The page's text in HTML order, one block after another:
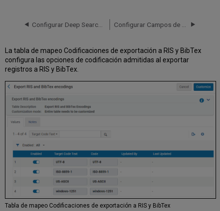
La tabla de mapeo Codificaciones de exportación a RIS y BibTex
configura las opciones de codificación admitidas al exportar
registros a RIS y BibTex.
Tabla de mapeo Codificaciones de exportación a RIS y BibTex